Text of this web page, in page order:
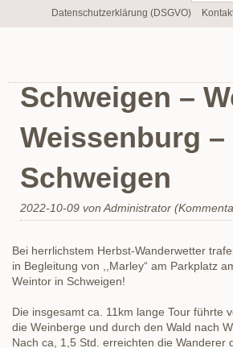
Navigation
Datenschutzerklärung (DSGVO)
Schweigen –
Weissenburg –
Schweigen
2022-10-09 von Administrator
Bei herrlichstem Herbst-Wanderwetter
in Begleitung von ,,Marley“ am Parkplatz
Weintor in Schweigen!
Die insgesamt ca. 11km lange Tour führte
die Weinberge und durch den Wald nach
Nach ca, 1,5 Std. erreichten die Wanderer